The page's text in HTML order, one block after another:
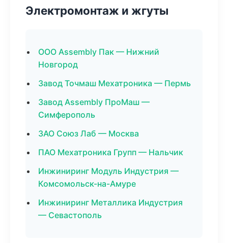
Электромонтаж и жгуты
ООО Assembly Пак — Нижний
Новгород
Завод Точмаш Мехатроника — Пермь
Завод Assembly ПроМаш —
Симферополь
ЗАО Союз Лаб — Москва
ПАО Мехатроника Групп — Нальчик
Инжиниринг Модуль Индустрия —
Комсомольск-на-Амуре
Инжиниринг Металлика Индустрия
— Севастополь